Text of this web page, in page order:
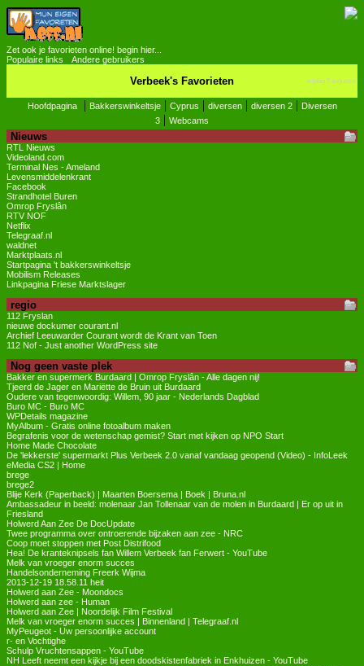
Zet ook je favorieten online! begin hier...
Populaire links
Andere gebruikers
Verbeek's Favorieten vrijdag 7 augustus
Hoofdpagina| Bakkerswinkeltsje| Cyprus | diversen| diversen 2| Diversen
3 | Webcams
Nieuws
RTL Nieuws
Videoland.com
Terminal Nes - Ameland
Levensmiddelenkrant
Facebook
Strandhotel Buren
Omrop Fryslân
RTV NOF
Netflix
Telegraaf.nl
waldnet
Marktplaats.nl
Startpagina 't bakkerswinkeltsje
Mobilism Releases
Linkpagina Friese Marktslager
regio
112 Fryslan
nieuwe dockumer courant.nl
Archief Leeuwarder Courant wordt de Krant van Toen
112 Nof - Just another WordPress site
Nog geen vaste plek
Bakker en supermerk Burdaard | Omrop Fryslân - Alle dagen nij!
Tjeerd de Jager en Mariëtte de Bruin uit Burdaard
Oudere van tegenwoordig: Willem, 90 jaar - Nederlands Dagblad
Buro MC - Buro MC
WPDetails magazine
MyAlbum - Gratis online fotoalbum maken
Begrafenis voor de wetenschap gemist? Start met kijken op NPO Start
Home Made Chocolate
De 'lekkerste' supermarkt Plus Verbeek 2.0 vanaf vandaag geopend (Video) - InfoLeek
eMedia CS2 | Home
brege
brege2
Blije Kerk (Paperback) | Maarten Boersema | Boek | Bruna.nl
Ambassadeur in beeld: molenaar Jan Tollenaar van de molen in Burdaard | Er op uit in
Friesland
Holwerd Aan Zee De DocUpdate
Twee programma over ontroerende bijzaken aan zee - NRC
Coop moet stoppen met Post Distrifood
Hea! De kranteknipsels fan Willem Verbeek fan Ferwert - YouTube
Melk van vroeger enorm succes
Handelsonderneming Freerk Wijma
2013-12-19 18.58.11 heit
Holwerd aan Zee - Moondocs
Holwerd aan zee - Human
Holwerd aan Zee | Noordelijk Film Festival
Melk van vroeger enorm succes | Binnenland | Telegraaf.nl
MyPeugeot - Uw persoonlijke account
r- en Vochtighe
Schulp Vruchtensappen - YouTube
NH Leeft neemt een kijkje bij een doodskistenfabriek in Enkhuizen - YouTube